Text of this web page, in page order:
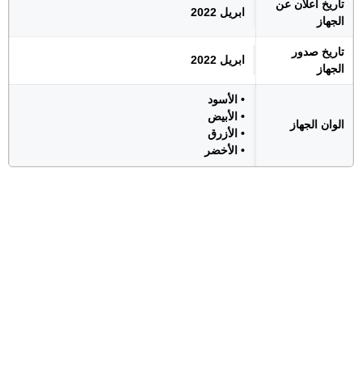
تاريخ اعلان عن
الجهاز
ابريل 2022
تاريخ صدور
الجهاز
ابريل 2022
الوان الجهاز
• الأسود
• الأبيض
• الأزرق
• الأخضر